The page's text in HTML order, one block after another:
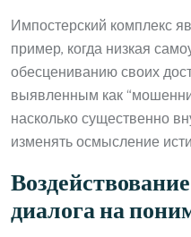
Импостерский комплекс
пример, когда низкая
обесцениванию своих
выявленным как
насколько существенно
изменять осмысление
диалога на